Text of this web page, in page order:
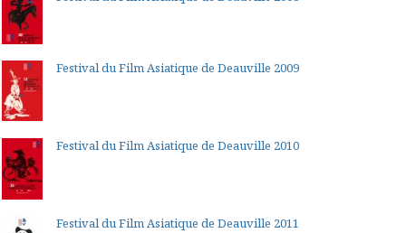
Festival du Film Asiatique de Deauville 2009
Festival du Film Asiatique de Deauville 2010
Festival du Film Asiatique de Deauville 2011